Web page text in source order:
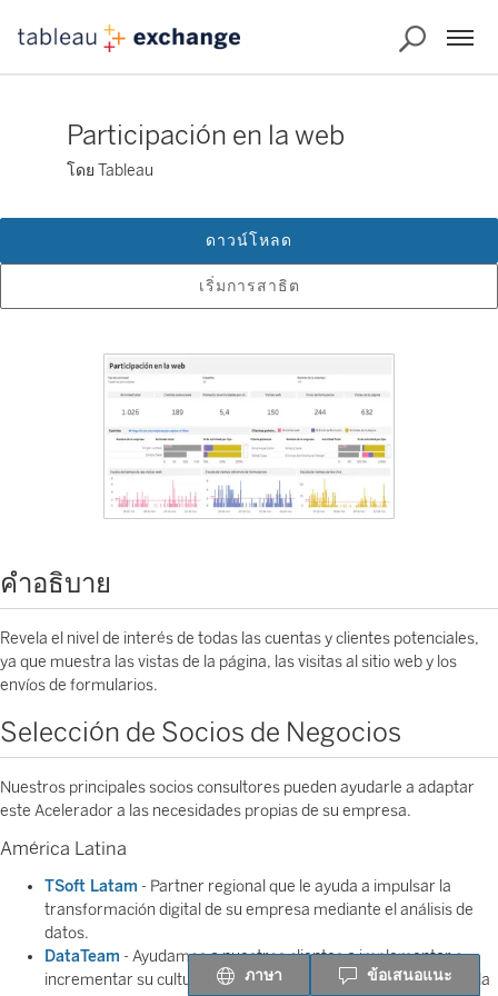
Participación en la web
โดย Tableau
เริ่มการสาธิต
ดาวน์โหลด
คำอธิบาย
Revela el nivel de interés de todas las cuentas y clientes potenciales,
ya que muestra las vistas de la página, las visitas al sitio web y los
envíos de formularios.
Selección de Socios de Negocios
Nuestros principales socios consultores pueden ayudarle a adaptar
este Acelerador a las necesidades propias de su empresa.
América Latina
TSoft Latam - Partner regional que le ayuda a impulsar la
transformación digital de su empresa mediante el análisis de
datos.
DataTeam - Ayudamos a nuestros clientes a implementar o
incrementar su cultura de análisis y toma de decisiones basada
ภาษา ข้อเสนอแนะ